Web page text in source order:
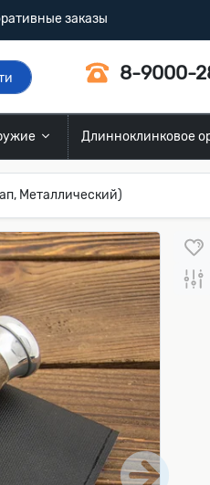
заказы
8-9000-
Длинноклинковое
Металлический)